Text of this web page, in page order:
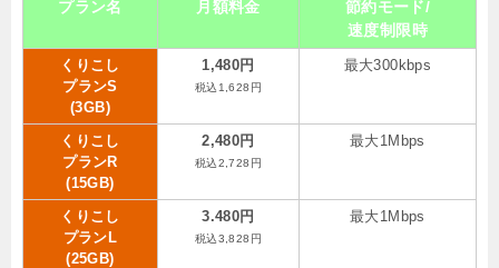
プラン名 月額料金
節約モード/
速度制限時
くりこし
プランS
(3GB)
1,480円
税込1,628円
最大300kbps
くりこし
プランR
(15GB)
2,480円
税込2,728円
最大1Mbps
くりこし
プランL
(25GB)
3.480円
税込3,828円
最大1Mbps